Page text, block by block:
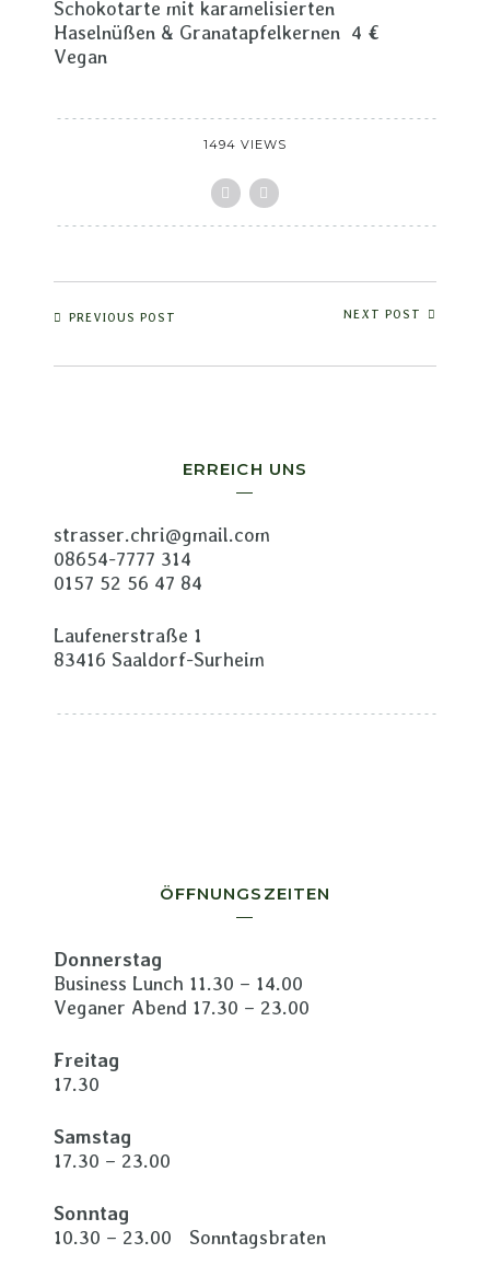
Schokotarte mit karamelisierten
Haselnüßen & Granatapfelkernen 4 €
Vegan
1494 VIEWS
PREVIOUS POST NEXT POST
ERREICH UNS
strasser.chri@gmail.com
08654-7777 314
0157 52 56 47 84
Laufenerstraße 1
83416 Saaldorf-Surheim
ÖFFNUNGSZEITEN
Donnerstag
Business Lunch 11.30 – 14.00
Veganer Abend 17.30 – 23.00
Freitag
17.30
Samstag
17.30 – 23.00
Sonntag
10.30 – 23.00 Sonntagsbraten